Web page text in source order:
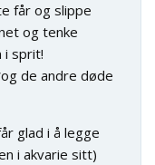
får og slippe
og tenke
i sprit!
de andre døde
glad i å legge
i akvarie sitt)